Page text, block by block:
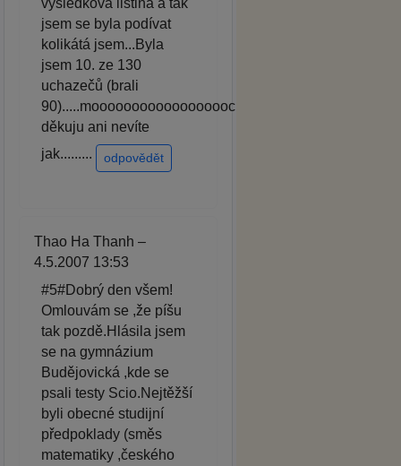
jsem se byla podívat
kolikátá jsem...Byla
jsem 10. ze 130
uchazečů (brali
90).....moooooooooooooooooc
děkuju ani nevíte
jak.........
odpovědět
Thao Ha Thanh –
4.5.2007 13:53
#5#Dobrý den všem!
Omlouvám se ,že píšu
tak pozdě.Hlásila jsem
se na gymnázium
Budějovická ,kde se
psali testy Scio.Nejtěžší
byli obecné studijní
předpoklady (směs
matematiky ,českého